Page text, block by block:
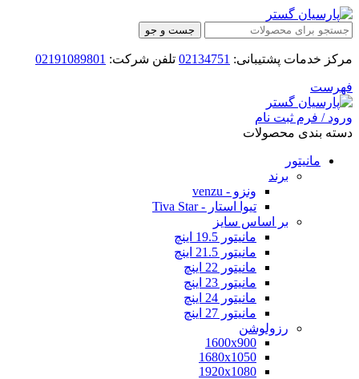
جست و جو
مرکز خدمات پشتیبانی: 02134751 تلفن شرکت: 02191089801
فهرست
ورود / فرم ثبت نام
دسته بندی محصولات
مانیتور
برند
ونزو - venzu
تیوا استار - Tiva Star
بر اساس سایز
مانیتور 19.5 اینچ
مانیتور 21.5 اینچ
مانیتور 22 اینچ
مانیتور 23 اینچ
مانیتور 24 اینچ
مانیتور 27 اینچ
رزولوشن
1600x900
1680x1050
1920x1080